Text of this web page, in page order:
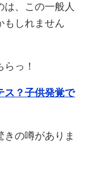
、この一般人
もしれません
っ！
ス？子供発覚で
の噂がありま